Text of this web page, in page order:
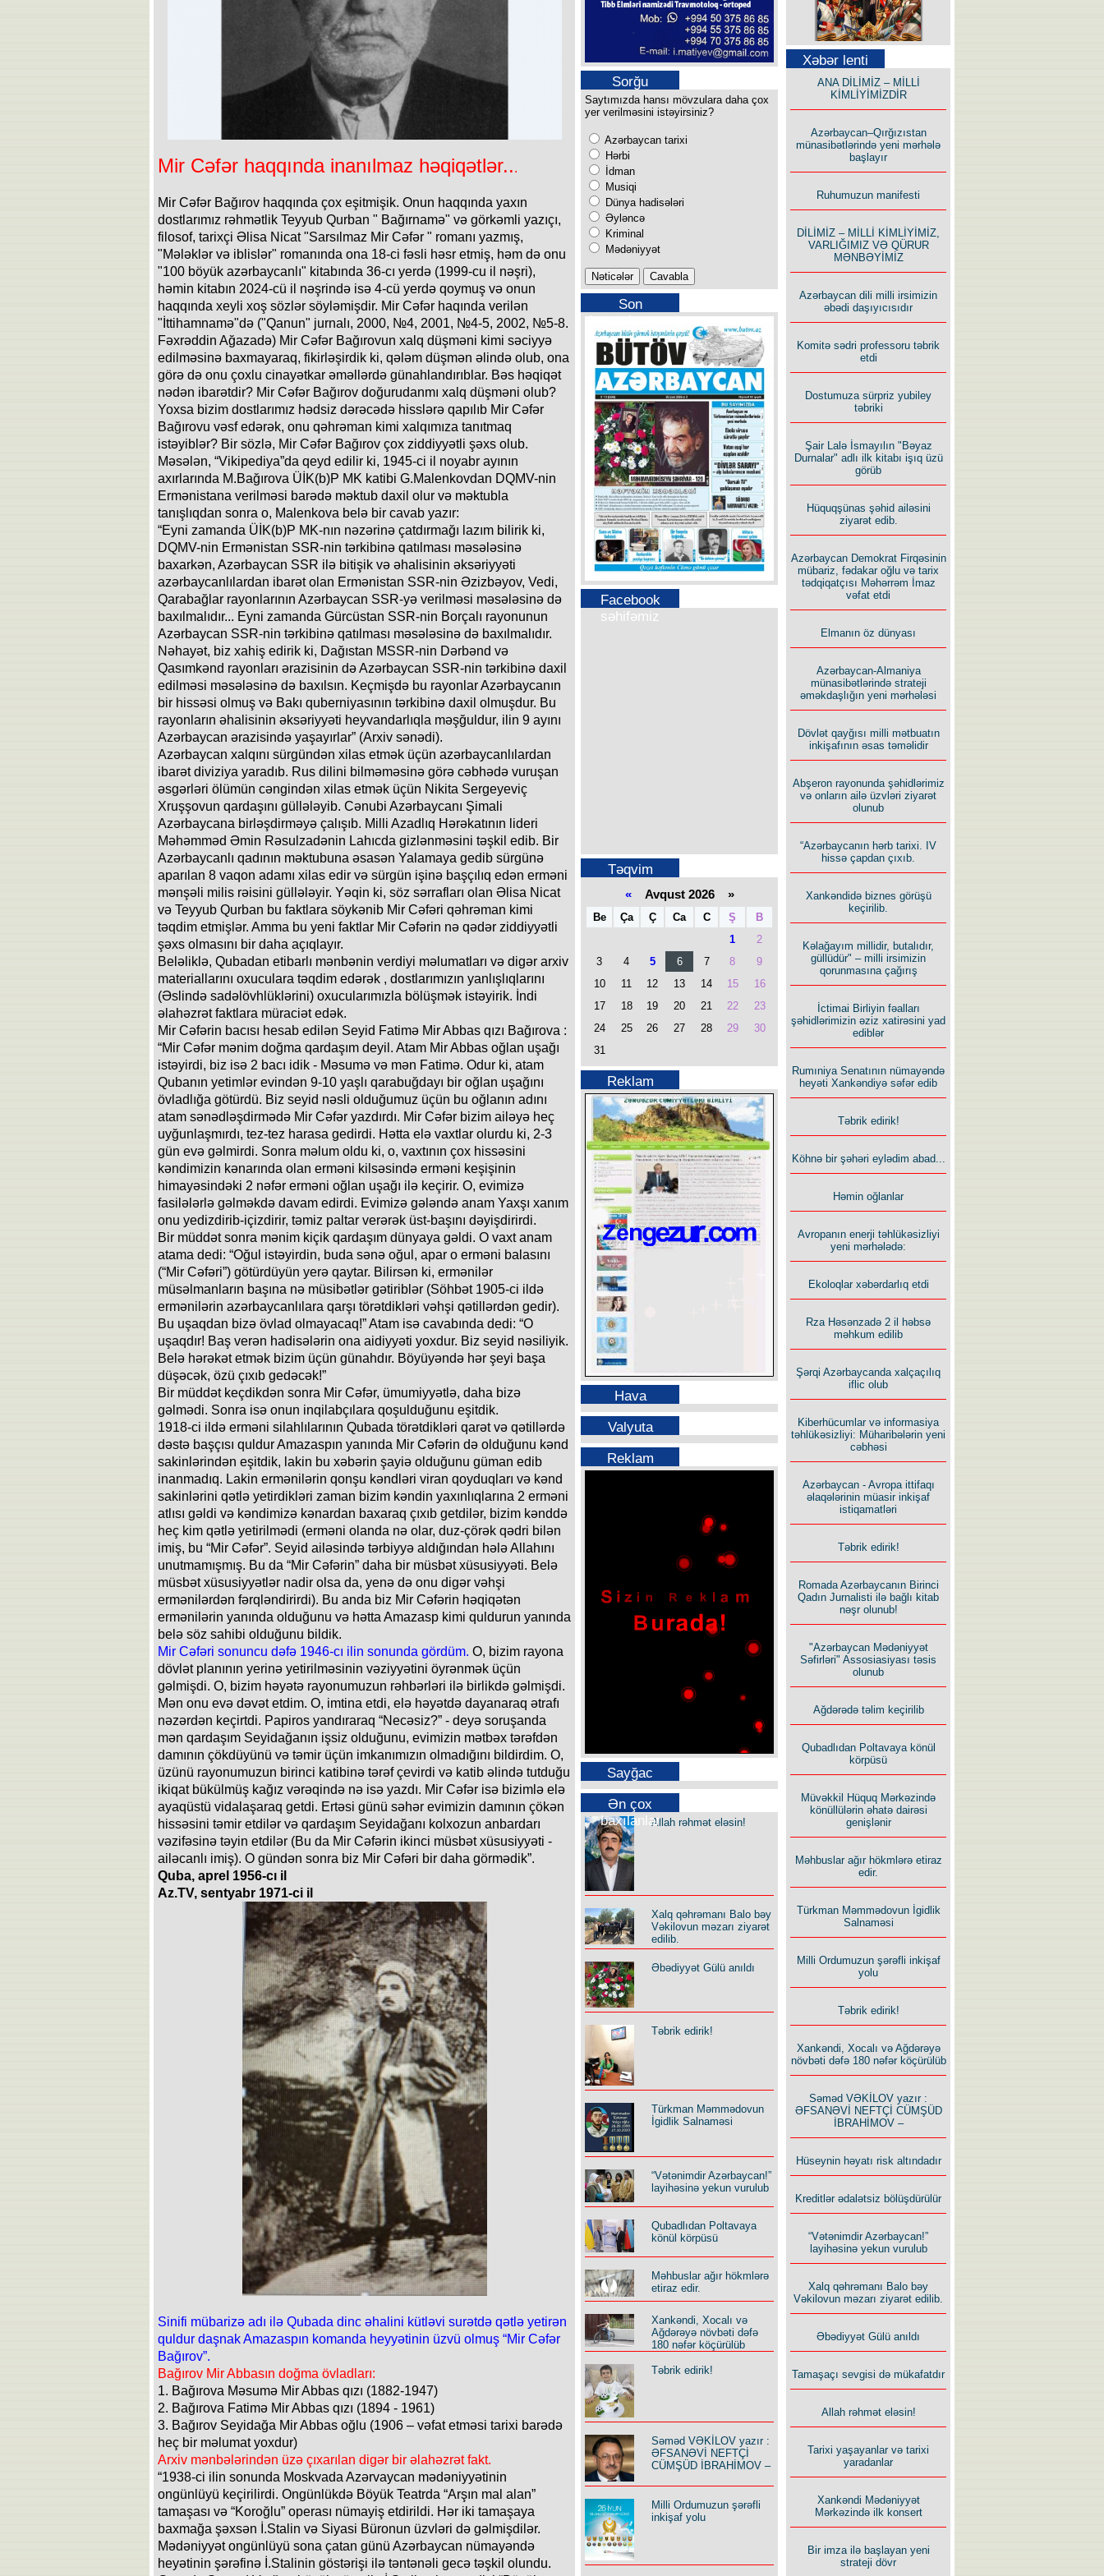
Mir Cəfər haqqında inanılmaz həqiqətlər...
Mir Cəfər Bağırov haqqında çox eşitmişik. Onun haqqında yaxın
dostlarımız rəhmətlik Teyyub Qurban " Bağırnamə" və görkəmli yazıçı,
filosof, tarixçi Əlisa Nicat "Sarsılmaz Mir Cəfər " romanı yazmış,
"Mələklər və iblislər" romanında ona 18-ci fəsli həsr etmiş, həm də onu
"100 böyük azərbaycanlı" kitabında 36-cı yerdə (1999-cu il nəşri),
həmin kitabın 2024-cü il nəşrində isə 4-cü yerdə qoymuş və onun
haqqında xeyli xoş sözlər söyləmişdir. Mir Cəfər haqında verilən
"İttihamnamə"də ("Qanun" jurnalı, 2000, №4, 2001, №4-5, 2002, №5-8.
Fəxrəddin Ağazadə) Mir Cəfər Bağırovun xalq düşməni kimi səciyyə
edilməsinə baxmayaraq, fikirləşirdik ki, qələm düşmən əlində olub, ona
görə də onu çoxlu cinayətkar əməllərdə günahlandırıblar. Bəs həqiqət
nədən ibarətdir? Mir Cəfər Bağırov doğurudanmı xalq düşməni olub?
Yoxsa bizim dostlarımız hədsiz dərəcədə hisslərə qapılıb Mir Cəfər
Bağırovu vəsf edərək, onu qəhrəman kimi xalqımıza tanıtmaq
istəyiblər? Bir sözlə, Mir Cəfər Bağırov çox ziddiyyətli şəxs olub.
Məsələn, “Vikipediya”da qeyd edilir ki, 1945-ci il noyabr ayının
axırlarında M.Bağırova ÜİK(b)P MK katibi G.Malenkovdan DQMV-nin
Ermənistana verilməsi barədə məktub daxil olur və məktubla
tanışlıqdan sonra o, Malenkova belə bir cavab yazır:
“Eyni zamanda ÜİK(b)P MK-nın nəzərinə çatdırmağı lazım bilirik ki,
DQMV-nin Ermənistan SSR-nin tərkibinə qatılması məsələsinə
baxarkən, Azərbaycan SSR ilə bitişik və əhalisinin əksəriyyəti
azərbaycanlılardan ibarət olan Ermənistan SSR-nin Əzizbəyov, Vedi,
Qarabağlar rayonlarının Azərbaycan SSR-yə verilməsi məsələsinə də
baxılmalıdır... Eyni zamanda Gürcüstan SSR-nin Borçalı rayonunun
Azərbaycan SSR-nin tərkibinə qatılması məsələsinə də baxılmalıdır.
Nəhayət, biz xahiş edirik ki, Dağıstan MSSR-nin Dərbənd və
Qasımkənd rayonları ərazisinin də Azərbaycan SSR-nin tərkibinə daxil
edilməsi məsələsinə də baxılsın. Keçmişdə bu rayonlar Azərbaycanın
bir hissəsi olmuş və Bakı quberniyasının tərkibinə daxil olmuşdur. Bu
rayonların əhalisinin əksəriyyəti heyvandarlıqla məşğuldur, ilin 9 ayını
Azərbaycan ərazisində yaşayırlar” (Arxiv sənədi).
Azərbaycan xalqını sürgündən xilas etmək üçün azərbaycanlılardan
ibarət diviziya yaradıb. Rus dilini bilməməsinə görə cəbhədə vuruşan
əsgərləri ölümün cəngindən xilas etmək üçün Nikita Sergeyeviç
Xruşşovun qardaşını güllələyib. Cənubi Azərbaycanı Şimali
Azərbaycana birləşdirməyə çalışıb. Milli Azadlıq Hərəkatının lideri
Məhəmməd Əmin Rəsulzadənin Lahıcda gizlənməsini təşkil edib. Bir
Azərbaycanlı qadının məktubuna əsasən Yalamaya gedib sürgünə
aparılan 8 vaqon adamı xilas edir və sürgün işinə başçılıq edən erməni
mənşəli milis rəisini güllələyir. Yəqin ki, söz sərrafları olan Əlisa Nicat
və Teyyub Qurban bu faktlara söykənib Mir Cəfəri qəhrəman kimi
təqdim etmişlər. Amma bu yeni faktlar Mir Cəfərin nə qədər ziddiyyətli
şəxs olmasını bir daha açıqlayır.
Beləliklə, Qubadan etibarlı mənbənin verdiyi məlumatları və digər arxiv
materiallarını oxuculara təqdim edərək , dostlarımızın yanlışlıqlarını
(Əslində sadəlövhlüklərini) oxucularımızla bölüşmək istəyirik. İndi
əlahəzrət faktlara müraciət edək.
Mir Cəfərin bacısı hesab edilən Seyid Fatimə Mir Abbas qızı Bağırova :
“Mir Cəfər mənim doğma qardaşım deyil. Atam Mir Abbas oğlan uşağı
istəyirdi, biz isə 2 bacı idik - Məsumə və mən Fatimə. Odur ki, atam
Qubanın yetimlər evindən 9-10 yaşlı qarabuğdayı bir oğlan uşağını
övladlığa götürdü. Biz seyid nəsli olduğumuz üçün bu oğlanın adını
atam sənədləşdirmədə Mir Cəfər yazdırdı. Mir Cəfər bizim ailəyə heç
uyğunlaşmırdı, tez-tez harasa gedirdi. Hətta elə vaxtlar olurdu ki, 2-3
gün evə gəlmirdi. Sonra məlum oldu ki, o, vaxtının çox hissəsini
kəndimizin kənarında olan erməni kilsəsində erməni keşişinin
himayəsindəki 2 nəfər erməni oğlan uşağı ilə keçirir. O, evimizə
fasilələrlə gəlməkdə davam edirdi. Evimizə gələndə anam Yaxşı xanım
onu yedizdirib-içizdirir, təmiz paltar verərək üst-başını dəyişdirirdi.
Bir müddət sonra mənim kiçik qardaşım dünyaya gəldi. O vaxt anam
atama dedi: “Oğul istəyirdin, buda sənə oğul, apar o erməni balasını
(“Mir Cəfəri”) götürdüyün yerə qaytar. Bilirsən ki, ermənilər
müsəlmanların başına nə müsibətlər gətiriblər (Söhbət 1905-ci ildə
ermənilərin azərbaycanlılara qarşı törətdikləri vəhşi qətillərdən gedir).
Bu uşaqdan bizə övlad olmayacaq!” Atam isə cavabında dedi: “O
uşaqdır! Baş verən hadisələrin ona aidiyyəti yoxdur. Biz seyid nəsiliyik.
Belə hərəkət etmək bizim üçün günahdır. Böyüyəndə hər şeyi başa
düşəcək, özü çıxıb gedəcək!”
Bir müddət keçdikdən sonra Mir Cəfər, ümumiyyətlə, daha bizə
gəlmədi. Sonra isə onun inqilabçılara qoşulduğunu eşitdik.
1918-ci ildə erməni silahlılarının Qubada törətdikləri qarət və qətillərdə
dəstə başçısı quldur Amazaspın yanında Mir Cəfərin də olduğunu kənd
sakinlərindən eşitdik, lakin bu xəbərin şayiə olduğunu güman edib
inanmadıq. Lakin ermənilərin qonşu kəndləri viran qoyduqları və kənd
sakinlərini qətlə yetirdikləri zaman bizim kəndin yaxınlıqlarına 2 erməni
atlısı gəldi və kəndimizə kənardan baxaraq çıxıb getdilər, bizim kənddə
heç kim qətlə yetirilmədi (erməni olanda nə olar, duz-çörək qədri bilən
imiş, bu “Mir Cəfər”. Seyid ailəsində tərbiyyə aldığından hələ Allahını
unutmamışmış. Bu da “Mir Cəfərin” daha bir müsbət xüsusiyyəti. Belə
müsbət xüsusiyyətlər nadir olsa da, yenə də onu digər vəhşi
ermənilərdən fərqləndirirdi). Bu anda biz Mir Cəfərin həqiqətən
ermənilərin yanında olduğunu və hətta Amazasp kimi quldurun yanında
belə söz sahibi olduğunu bildik.
Mir Cəfəri sonuncu dəfə 1946-cı ilin sonunda gördüm. O, bizim rayona
dövlət planının yerinə yetirilməsinin vəziyyətini öyrənmək üçün
gəlmişdi. O, bizim həyətə rayonumuzun rəhbərləri ilə birlikdə gəlmişdi.
Mən onu evə dəvət etdim. O, imtina etdi, elə həyətdə dayanaraq ətrafı
nəzərdən keçirtdi. Papiros yandıraraq “Necəsiz?” - deyə soruşanda
mən qardaşım Seyidağanın işsiz olduğunu, evimizin mətbəx tərəfdən
damının çökdüyünü və təmir üçün imkanımızın olmadığını bildirdim. O,
üzünü rayonumuzun birinci katibinə tərəf çevirdi və katib əlində tutduğu
ikiqat bükülmüş kağız vərəqində nə isə yazdı. Mir Cəfər isə bizimlə elə
ayaqüstü vidalaşaraq getdi. Ertəsi günü səhər evimizin damının çökən
hissəsini təmir etdilər və qardaşım Seyidağanı kolxozun anbardarı
vəzifəsinə təyin etdilər (Bu da Mir Cəfərin ikinci müsbət xüsusiyyəti -
ailəcanlı imiş). O gündən sonra biz Mir Cəfəri bir daha görmədik”.
Quba, aprel 1956-cı il
Az.TV, sentyabr 1971-ci il
Sinifi mübarizə adı ilə Qubada dinc əhalini kütləvi surətdə qətlə yetirən
quldur daşnak Amazaspın komanda heyyətinin üzvü olmuş “Mir Cəfər
Bağırov”.
Bağırov Mir Abbasın doğma övladları:
1. Bağırova Məsumə Mir Abbas qızı (1882-1947)
2. Bağırova Fatimə Mir Abbas qızı (1894 - 1961)
3. Bağırov Seyidağa Mir Abbas oğlu (1906 – vəfat etməsi tarixi barədə
heç bir məlumat yoxdur)
Arxiv mənbələrindən üzə çıxarılan digər bir əlahəzrət fakt.
“1938-ci ilin sonunda Moskvada Azərvaycan mədəniyyətinin
ongünlüyü keçirilirdi. Ongünlükdə Böyük Teatrda “Arşın mal alan”
tamaşası və “Koroğlu” operası nümayiş etdirildi. Hər iki tamaşaya
baxmağa şəxsən İ.Stalin və Siyasi Büronun üzvləri də gəlmişdilər.
Mədəniyyət ongünlüyü sona çatan günü Azərbaycan nümayəndə
heyətinin şərəfinə İ.Stalinin göstərişi ilə təntənəli gecə təşkil olundu.
Sorğu
Saytımızda hansı mövzulara daha çox
yer verilməsini istəyirsiniz?
Azərbaycan tarixi
Hərbi
İdman
Musiqi
Dünya hadisələri
Əyləncə
Kriminal
Mədəniyyət
Son
buraxılışımız
Facebook
səhifəmiz
Təqvim
«Avqust 2026 »
Be Ça Ç Ca C Ş
B
1
2
3
4 5 6 7 8
9
10
11 12 13 14 15
16
17
18 19 20 21 22
23
24
25 26 27 28 29
30
31
Reklam
Hava
Valyuta
Reklam
Sayğac
Ən çox
baxılanlarAllah rəhmət eləsin!
Xalq qəhrəmanı Balo bəy
Vəkilovun məzarı ziyarət
edilib.
Əbədiyyət Gülü anıldı
Təbrik edirik!
Türkman Məmmədovun
İgidlik Salnaməsi
“Vətənimdir Azərbaycan!”
layihəsinə yekun vurulub
Qubadlıdan Poltavaya
könül körpüsü
Məhbuslar ağır hökmlərə
etiraz edir.
Xankəndi, Xocalı və
Ağdərəyə növbəti dəfə
180 nəfər köçürülüb
Təbrik edirik!
Səməd VƏKİLOV yazır :
ƏFSANƏVİ NEFTÇİ
CÜMŞÜD İBRAHİMOV –
Milli Ordumuzun şərəfli
inkişaf yolu
Səfər Alışarlı yazır
Uzun yolun Yolçusu
Bu yolda mən varam!
Rusiyanın süqutunu qaçılmaz
edən beş şərt
Xəbər lenti
ANA DİLİMİZ – MİLLİ
KİMLİYİMİZDİR
Azərbaycan–Qırğızıstan
münasibətlərində yeni mərhələ
başlayır
Ruhumuzun manifesti
DİLİMİZ – MİLLİ KİMLİYİMİZ,
VARLIĞIMIZ VƏ QÜRUR
MƏNBƏYİMİZ
Azərbaycan dili milli irsimizin
əbədi daşıyıcısıdır
Komitə sədri professoru təbrik
etdi
Dostumuza sürpriz yubiley
təbriki
Şair Lalə İsmayılın "Bəyaz
Durnalar" adlı ilk kitabı işıq üzü
görüb
Hüquqşünas şəhid ailəsini
ziyarət edib.
Azərbaycan Demokrat Firqəsinin
mübariz, fədakar oğlu və tarix
tədqiqatçısı Məhərrəm İmaz
vəfat etdi
Elmanın öz dünyası
Azərbaycan-Almaniya
münasibətlərində strateji
əməkdaşlığın yeni mərhələsi
Dövlət qayğısı milli mətbuatın
inkişafının əsas təməlidir
Abşeron rayonunda şəhidlərimiz
və onların ailə üzvləri ziyarət
olunub
“Azərbaycanın hərb tarixi. IV
hissə çapdan çıxıb.
Xankəndidə biznes görüşü
keçirilib.
Kəlağayım millidir, butalıdır,
güllüdür" – milli irsimizin
qorunmasına çağırış
İctimai Birliyin fəalları
şəhidlərimizin əziz xatirəsini yad
ediblər
Rumıniya Senatının nümayəndə
heyəti Xankəndiyə səfər edib
Təbrik edirik!
Köhnə bir şəhəri eylədim abad...
Həmin oğlanlar
Avropanın enerji təhlükəsizliyi
yeni mərhələdə:
Ekoloqlar xəbərdarlıq etdi
Rza Həsənzadə 2 il həbsə
məhkum edilib
Şərqi Azərbaycanda xalçaçılıq
iflic olub
Kiberhücumlar və informasiya
təhlükəsizliyi: Müharibələrin yeni
cəbhəsi
Azərbaycan - Avropa ittifaqı
əlaqələrinin müasir inkişaf
istiqamatləri
Təbrik edirik!
Romada Azərbaycanın Birinci
Qadın Jurnalisti ilə bağlı kitab
nəşr olunub!
"Azərbaycan Mədəniyyət
Səfirləri" Assosiasiyası təsis
olunub
Ağdərədə təlim keçirilib
Qubadlıdan Poltavaya könül
körpüsü
Müvəkkil Hüquq Mərkəzində
könüllülərin əhatə dairəsi
genişlənir
Məhbuslar ağır hökmlərə etiraz
edir.
Türkman Məmmədovun İgidlik
Salnaməsi
Milli Ordumuzun şərəfli inkişaf
yolu
Təbrik edirik!
Xankəndi, Xocalı və Ağdərəyə
növbəti dəfə 180 nəfər köçürülüb
Səməd VƏKİLOV yazır :
ƏFSANƏVİ NEFTÇİ CÜMŞÜD
İBRAHİMOV –
Hüseynin həyatı risk altındadır
Kreditlər ədalətsiz bölüşdürülür
“Vətənimdir Azərbaycan!”
layihəsinə yekun vurulub
Xalq qəhrəmanı Balo bəy
Vəkilovun məzarı ziyarət edilib.
Əbədiyyət Gülü anıldı
Tamaşaçı sevgisi də mükafatdır
Allah rəhmət eləsin!
Tarixi yaşayanlar və tarixi
yaradanlar
Xankəndi Mədəniyyət
Mərkəzində ilk konsert
Bir imza ilə başlayan yeni
strateji dövr